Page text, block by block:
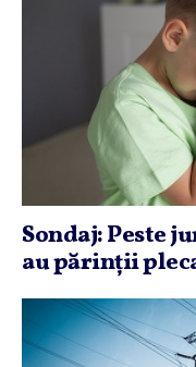
Sondaj: Peste
au părinţii